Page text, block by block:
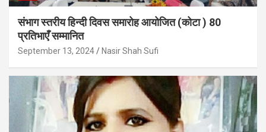
संभाग स्तरीय हिन्दी दिवस समारोह आयोजित (कोटा ) 80
प्रतिभाएँ सम्मानित
September 13, 2024 Nasir Shah Sufi